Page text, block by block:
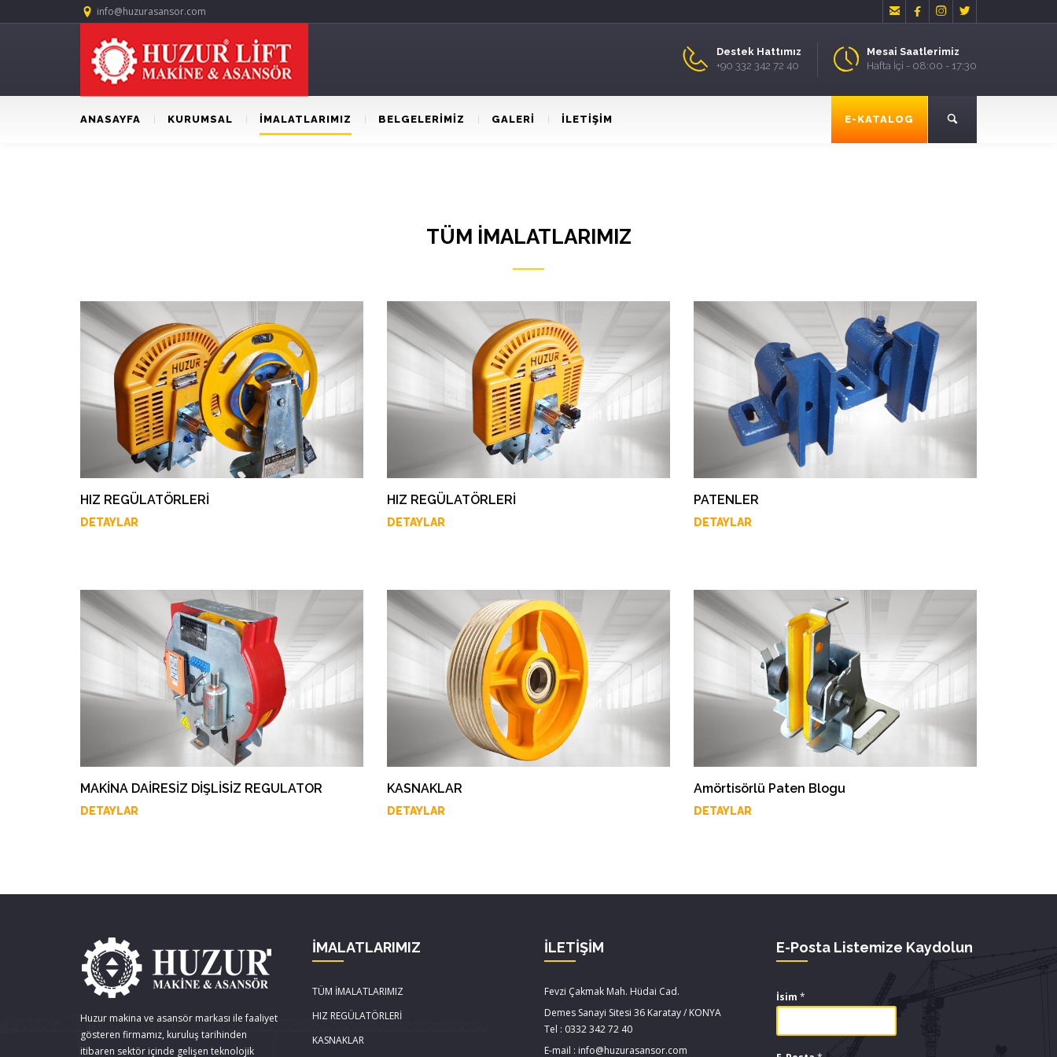
info@huzurasansor.com    
Mesai Saatlerimiz
Hafta İçi - 08:00 - 17:30
Destek Hattımız
+90 332 342 72 40
ANASAYFA KURUMSAL İMALATLARIMIZ BELGELERİMİZ GALERİ İLETİŞİM E-KATALOG
TÜM İMALATLARIMIZ
HIZ REGÜLATÖRLERİ
DETAYLAR
HIZ REGÜLATÖRLERİ
DETAYLAR
PATENLER
DETAYLAR
MAKİNA DAİRESİZ DİŞLİSİZ REGULATOR
DETAYLAR
KASNAKLAR
DETAYLAR
Amörtisörlü Paten Blogu
DETAYLAR
Huzur makina ve asansör markası ile faaliyet
gösteren firmamız, kuruluş tarihinden
itibaren sektör içinde gelişen teknolojik
İMALATLARIMIZ
TÜM İMALATLARIMIZ
HIZ REGÜLATÖRLERİ
KASNAKLAR
İLETİŞİM
Fevzi Çakmak Mah. Hüdai Cad.
Demes Sanayi Sitesi 36 Karatay / KONYA
Tel : 0332 342 72 40
E-mail : info@huzurasansor.com
E-Posta Listemize Kaydolun
İsim *